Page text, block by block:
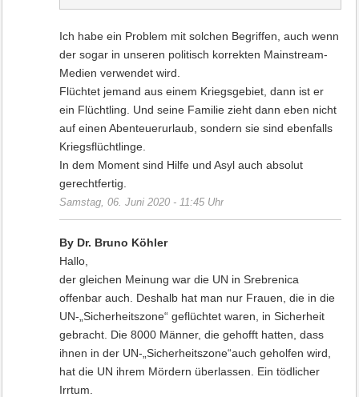
Ich habe ein Problem mit solchen Begriffen, auch wenn
der sogar in unseren politisch korrekten Mainstream-
Medien verwendet wird.
Flüchtet jemand aus einem Kriegsgebiet, dann ist er
ein Flüchtling. Und seine Familie zieht dann eben nicht
auf einen Abenteuerurlaub, sondern sie sind ebenfalls
Kriegsflüchtlinge.
In dem Moment sind Hilfe und Asyl auch absolut
gerechtfertig.
Samstag, 06. Juni 2020 - 11:45 Uhr
By Dr. Bruno Köhler
Hallo,
der gleichen Meinung war die UN in Srebrenica
offenbar auch. Deshalb hat man nur Frauen, die in die
UN-„Sicherheitszone“ geflüchtet waren, in Sicherheit
gebracht. Die 8000 Männer, die gehofft hatten, dass
ihnen in der UN-„Sicherheitszone“auch geholfen wird,
hat die UN ihrem Mördern überlassen. Ein tödlicher
Irrtum.